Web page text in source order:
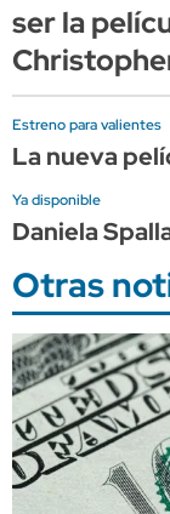
ser la
Estreno para valientes
La nueva
Ya disponible
Daniela
Otras